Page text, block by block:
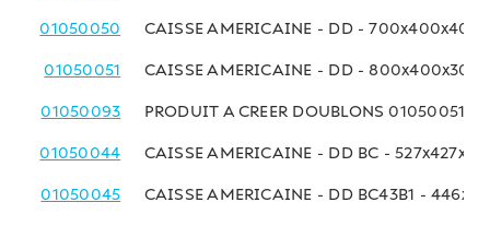
01050050 CAISSE AMERICAINE - DD - 700x400x400
01050051 CAISSE AMERICAINE - DD - 800x400x300
01050093 PRODUIT A CREER DOUBLONS 01050051
01050044 CAISSE AMERICAINE - DD BC -
01050045 CAISSE AMERICAINE - DD BC43B1 -